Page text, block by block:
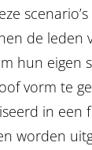
de leden
hun eigen
vorm te
in een
worden